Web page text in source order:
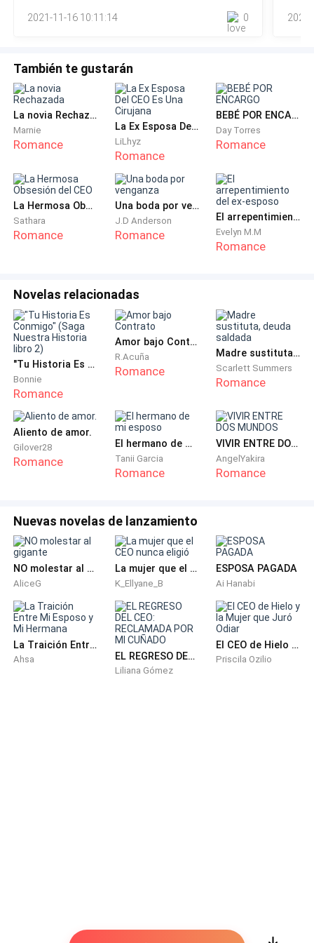
2021-11-16 10:11:14 0
También te gustarán
La novia Rechazada
Marnie
Romance
La Ex Esposa Del CEO Es Una Cirujana
LiLhyz
Romance
BEBÉ POR ENCARGO
Day Torres
Romance
La Hermosa Obsesión del CEO
Sathara
Romance
Una boda por venganza
J.D Anderson
Romance
El arrepentimiento del ex-esposo
Evelyn M.M
Romance
Novelas relacionadas
"Tu Historia Es Conmigo" (Saga Nuestra Historia libro 2)
Bonnie
Romance
Amor bajo Contrato
R.Acuña
Romance
Madre sustituta, deuda saldada
Scarlett Summers
Romance
Aliento de amor.
Gilover28
Romance
El hermano de mi esposo
Tanii Garcia
Romance
VIVIR ENTRE DOS MUNDOS
AngelYakira
Romance
Nuevas novelas de lanzamiento
NO molestar al gigante
AliceG
La mujer que el CEO nunca eligió
K_Ellyane_B
ESPOSA PAGADA
Ai Hanabi
La Traición Entre Mi Esposo y Mi Hermana
Ahsa EL REGRESO DEL CEO: RECLAMADA POR MI CUÑADO
Liliana Gómez
El CEO de Hielo y la Mujer que Juró Odiar
Priscila Ozilio